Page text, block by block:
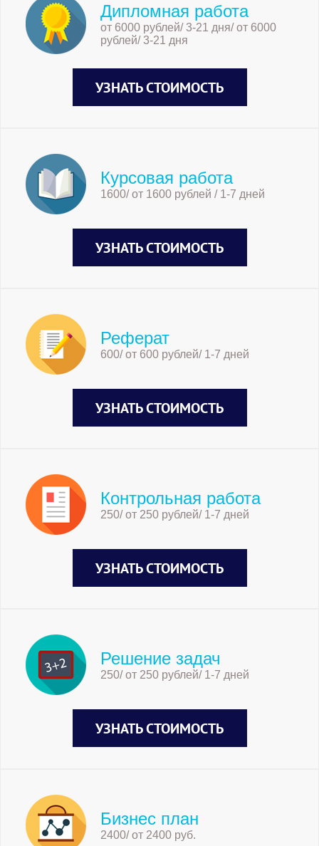
Дипломная работа
от 6000 рублей/ 3-21 дня/ от 6000
рублей/ 3-21 дня
УЗНАТЬ СТОИМОСТЬ
Курсовая работа
1600/ от 1600 рублей / 1-7 дней
УЗНАТЬ СТОИМОСТЬ
Реферат
600/ от 600 рублей/ 1-7 дней
УЗНАТЬ СТОИМОСТЬ
Контрольная работа
250/ от 250 рублей/ 1-7 дней
УЗНАТЬ СТОИМОСТЬ
Решение задач
250/ от 250 рублей/ 1-7 дней
УЗНАТЬ СТОИМОСТЬ
Бизнес план
2400/ от 2400 руб.